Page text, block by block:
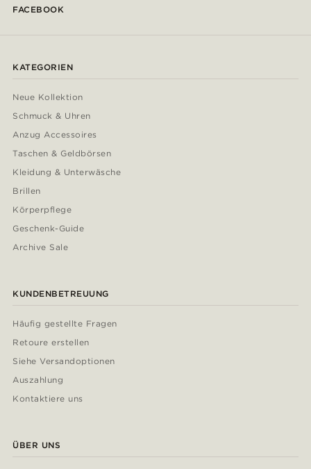
FACEBOOK
KATEGORIEN
Neue Kollektion
Schmuck & Uhren
Anzug Accessoires
Taschen & Geldbörsen
Kleidung & Unterwäsche
Brillen
Körperpflege
Geschenk-Guide
Archive Sale
KUNDENBETREUUNG
Häufig gestellte Fragen
Retoure erstellen
Siehe Versandoptionen
Auszahlung
Kontaktiere uns
ÜBER UNS